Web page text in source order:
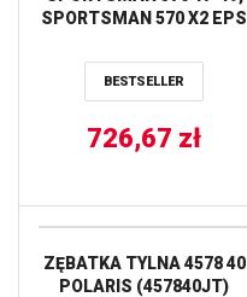
SPORTSMAN 570 X2 EPS
X2 EPS TRACTOR 17-18
ALL BALLS
BESTSELLER
726,67 zł
ZĘBATKA TYLNA 4578 40
POLARIS (457840JT)